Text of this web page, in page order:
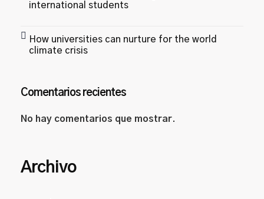
international students
How universities can nurture for the world
climate crisis
Comentarios recientes
No hay comentarios que mostrar.
Archivo